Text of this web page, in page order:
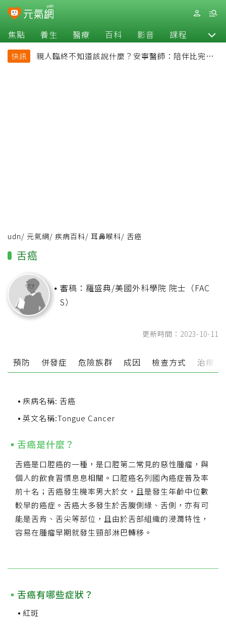
焦點 養生 醫療 百科 影音 課程 退休
快訊
親人臨終不知道該說什麼？安寧醫師：陪伴比完美
udn/ 元氣網/ 疾病百科/ 耳鼻喉科/ 舌癌
舌癌
審稿：羅盛典/美國外科學院 院士（FAC
S）
更新時間：2023-10-11
預防 併發症 危險族群 成因 檢查方式 治療
疾病名稱: 舌癌
英文名稱:Tongue Cancer
舌癌是什麼？
舌癌是口腔癌的一種，是口腔第二常見的惡性腫瘤，與
個人的飲食習慣息息相關。口腔癌名列國內癌症普及率
前十名；舌癌發生機率男大於女，且是發生年齡中位數
較早的癌症。舌癌大多發生於舌腹側緣、舌側，亦有可
能是舌背、舌尖等部位，且由於舌部組織的浸潤特性，
容易在腫瘤早期就發生頸部淋巴轉移。
舌癌有哪些症狀？
紅斑